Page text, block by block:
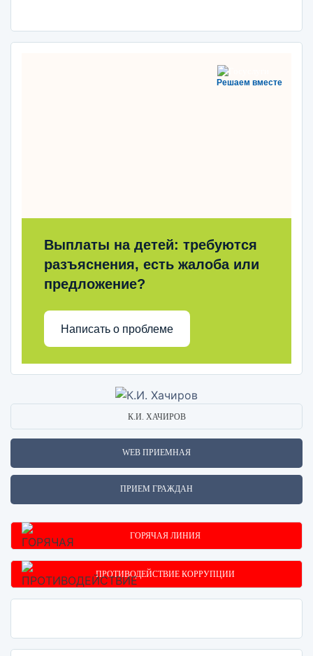
Решаем вместе
Выплаты на детей: требуются
разъяснения, есть жалоба или
предложение?
Написать о проблеме
К.И. ХАЧИРОВ
WEB ПРИЕМНАЯ
ПРИЕМ ГРАЖДАН
ГОРЯЧАЯ ЛИНИЯ
ПРОТИВОДЕЙСТВИЕ КОРРУПЦИИ